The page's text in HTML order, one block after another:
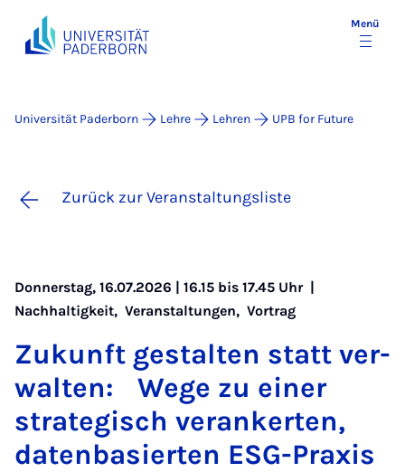
Menü
Universität Paderborn Lehre Lehren UPB for Future
Zurück zur Veranstaltungsliste
Donnerstag, 16.07.2026 | 16.15 bis 17.45 Uhr |
Nachhaltigkeit, Veranstaltungen, Vortrag
Zu­kunft ge­stal­ten statt ver­
wal­ten: We­ge zu ei­ner
stra­te­gisch ver­an­ker­ten,
da­ten­ba­sier­ten ESG-Pra­xis